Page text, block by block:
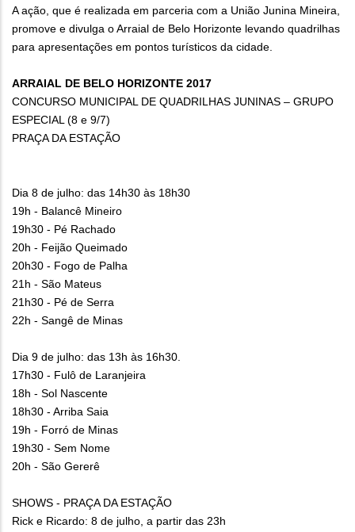
A ação, que é realizada em parceria com a União Junina Mineira,
promove e divulga o Arraial de Belo Horizonte levando quadrilhas
para apresentações em pontos turísticos da cidade.
ARRAIAL DE BELO HORIZONTE 2017
CONCURSO MUNICIPAL DE QUADRILHAS JUNINAS – GRUPO
ESPECIAL (8 e 9/7)
PRAÇA DA ESTAÇÃO
Dia 8 de julho: das 14h30 às 18h30
19h - Balancê Mineiro
19h30 - Pé Rachado
20h - Feijão Queimado
20h30 - Fogo de Palha
21h - São Mateus
21h30 - Pé de Serra
22h - Sangê de Minas
Dia 9 de julho: das 13h às 16h30.
17h30 - Fulô de Laranjeira
18h - Sol Nascente
18h30 - Arriba Saia
19h - Forró de Minas
19h30 - Sem Nome
20h - São Gererê
SHOWS - PRAÇA DA ESTAÇÃO
Rick e Ricardo: 8 de julho, a partir das 23h